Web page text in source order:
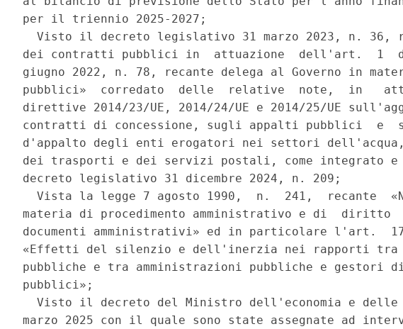
per il triennio 2025-2027;
Visto il decreto legislativo 31 marzo 2023, n. 36,
dei contratti pubblici in  attuazione  dell'art.  1
giugno 2022, n. 78, recante delega al Governo in
pubblici»  corredato  delle  relative  note,  in
direttive 2014/23/UE, 2014/24/UE e 2014/25/UE
contratti di concessione, sugli appalti pubblici  e
d'appalto degli enti erogatori nei settori
dei trasporti e dei servizi postali, come integrato e
decreto legislativo 31 dicembre 2024, n. 209;
Vista la legge 7 agosto 1990,  n.  241,  recante
materia di procedimento amministrativo e di  diritto
documenti amministrativi» ed in particolare l'art.
«Effetti del silenzio e dell'inerzia nei rapporti tra
pubbliche e tra amministrazioni pubbliche e gestori
pubblici»;
Visto il decreto del Ministro dell'economia e delle
marzo 2025 con il quale sono state assegnate ad